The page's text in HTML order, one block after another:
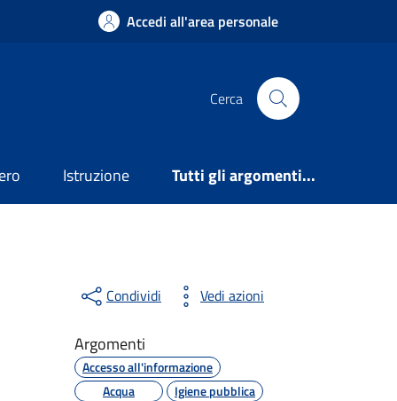
Accedi all'area personale
Cerca
Istruzione Tutti gli argomenti...
Condividi Vedi azioni
Argomenti
Accesso all'informazione
Acqua
Igiene pubblica